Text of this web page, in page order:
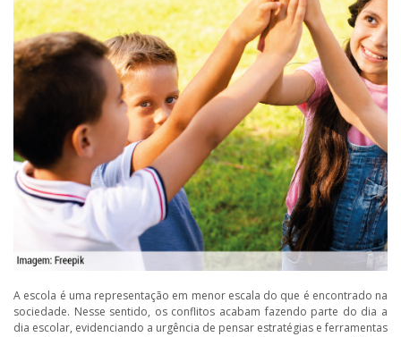
A escola é uma representação em menor escala do que é encontrado na
sociedade. Nesse sentido, os conflitos acabam fazendo parte do dia a
dia escolar, evidenciando a urgência de pensar estratégias e ferramentas